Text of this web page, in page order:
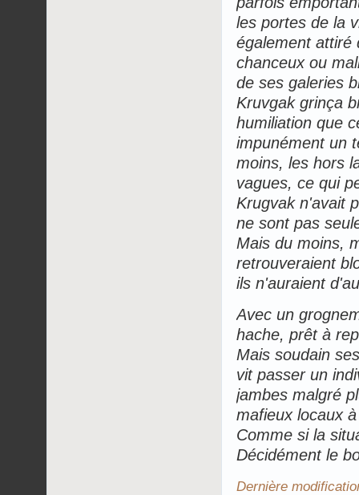
les portes de la
également attiré
chanceux ou
de ses galeries
Kruvgak grinça
humiliation que
impunément un
moins, les hors
vagues, ce qui
Krugvak n'avait
ne sont pas
Mais du moins,
retrouveraient
ils n'auraient
Avec un
hache, prêt à
Mais soudain
vit passer un
jambes malgré
mafieux locaux
Comme si la
Décidément le
Dernière